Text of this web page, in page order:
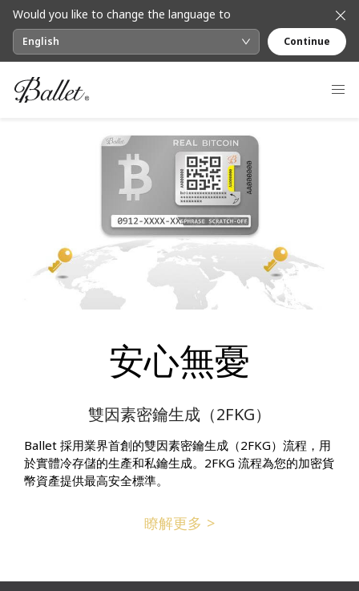
Would you like to change the language to
English Continue
安心無憂
雙因素密鑰生成（2FKG）
Ballet 採用業界首創的雙因素密鑰生成（2FKG）流程，用
於實體冷存儲的生產和私鑰生成。2FKG 流程為您的加密貨
幣資產提供最高安全標準。
瞭解更多